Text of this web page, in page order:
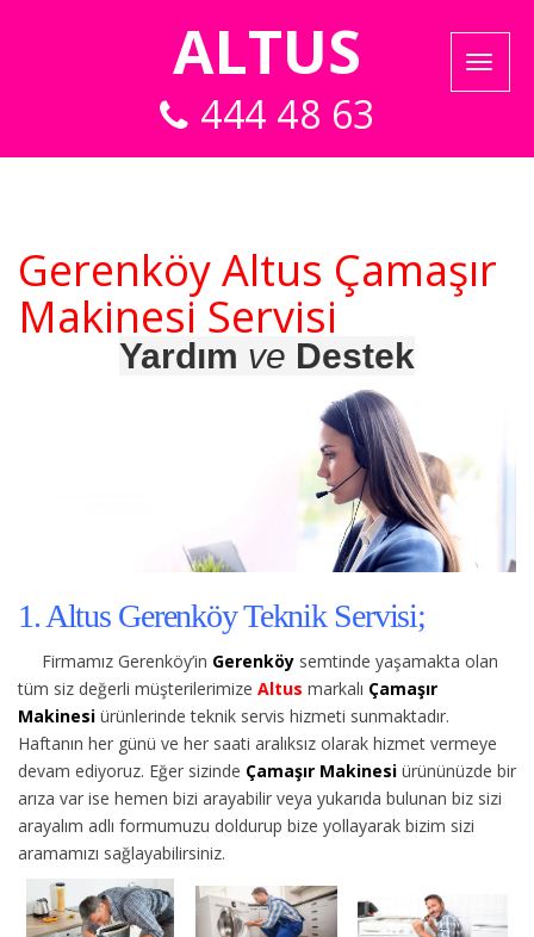
ALTUS
444 48 63
Gerenköy Altus Çamaşır
Makinesi Servisi
Yardım ve Destek
1. Altus Gerenköy Teknik Servisi;
Firmamız Gerenköy’in Gerenköy semtinde yaşamakta olan
tüm siz değerli müşterilerimize Altus markalı Çamaşır
Makinesi ürünlerinde teknik servis hizmeti sunmaktadır.
Haftanın her günü ve her saati aralıksız olarak hizmet vermeye
devam ediyoruz. Eğer sizinde Çamaşır Makinesi ürününüzde bir
arıza var ise hemen bizi arayabilir veya yukarıda bulunan biz sizi
arayalım adlı formumuzu doldurup bize yollayarak bizim sizi
aramamızı sağlayabilirsiniz.